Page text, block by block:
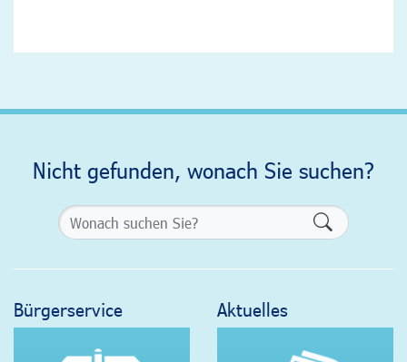
Nicht gefunden, wonach Sie suchen?
Bürgerservice Aktuelles